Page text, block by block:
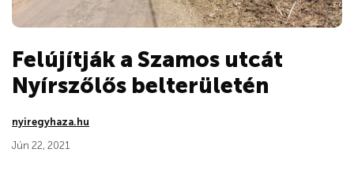
Felújítják a Szamos utcát
Nyírszőlős belterületén
nyiregyhaza.hu
Jún 22, 2021